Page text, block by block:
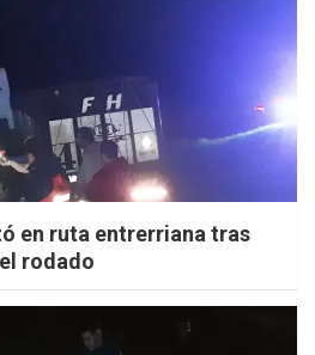
en ruta entrerriana tras
rodado